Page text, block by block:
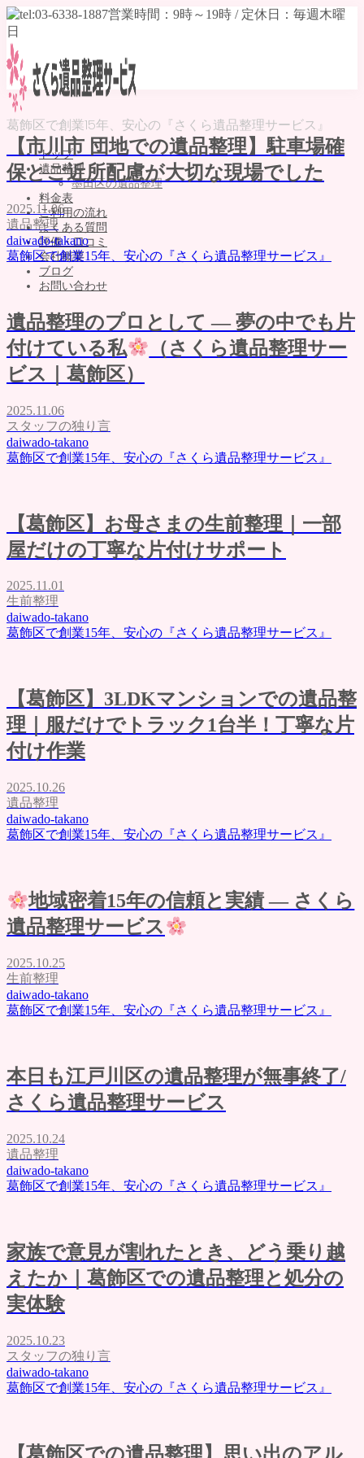
葛飾区で創業15年、安心の『さくら遺品整理サービス』
トップ
遺品整理
墨田区の遺品整理
料金表
ご利用の流れ
よくある質問
評価・口コミ
会社概要
ブログ
お問い合わせ
MENU
トップ
遺品整理
墨田区の遺品整理
ご利用の流れ
よくある質問
評価・口コミ
会社概要
【市川市 団地での遺品整理】駐車場確
保とご近所配慮が大切な現場でした
2025.11.06
遺品整理
daiwado-takano
葛飾区で創業15年、安心の『さくら遺品整理サービス』
遺品整理のプロとして ― 夢の中でも片
付けている私
（さくら遺品整理サー
ビス｜葛飾区）
2025.11.06
スタッフの独り言
daiwado-takano
葛飾区で創業15年、安心の『さくら遺品整理サービス』
【葛飾区】お母さまの生前整理｜一部
屋だけの丁寧な片付けサポート
2025.11.01
生前整理
daiwado-takano
葛飾区で創業15年、安心の『さくら遺品整理サービス』
【葛飾区】3LDKマンションでの遺品整
理｜服だけでトラック1台半！丁寧な片
付け作業
2025.10.26
遺品整理
daiwado-takano
葛飾区で創業15年、安心の『さくら遺品整理サービス』
地域密着15年の信頼と実績 ― さくら
遺品整理サービス
2025.10.25
生前整理
daiwado-takano
葛飾区で創業15年、安心の『さくら遺品整理サービス』
本日も江戸川区の遺品整理が無事終了/
さくら遺品整理サービス
2025.10.24
遺品整理
daiwado-takano
葛飾区で創業15年、安心の『さくら遺品整理サービス』
家族で意見が割れたとき、どう乗り越
えたか｜葛飾区での遺品整理と処分の
実体験
2025.10.23
スタッフの独り言
daiwado-takano
葛飾区で創業15年、安心の『さくら遺品整理サービス』
【葛飾区での遺品整理】思い出のアル